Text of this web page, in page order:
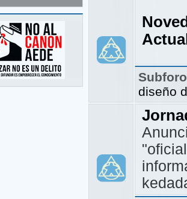
diseño